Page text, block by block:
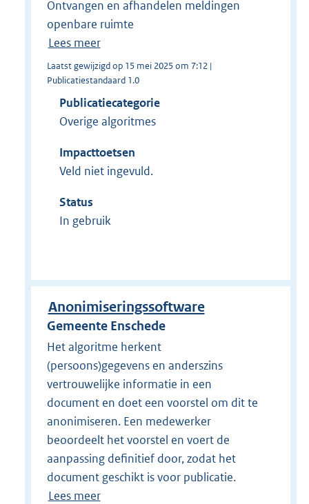
Ontvangen en afhandelen meldingen
openbare ruimte
Lees meer
Laatst gewijzigd op 15 mei 2025 om 7:12 |
Publicatiestandaard 1.0
Publicatiecategorie
Overige algoritmes
Impacttoetsen
Veld niet ingevuld.
Status
In gebruik
Anonimiseringssoftware
Gemeente Enschede
Het algoritme herkent
(persoons)gegevens en anderszins
vertrouwelijke informatie in een
document en doet een voorstel om dit te
anonimiseren. Een medewerker
beoordeelt het voorstel en voert de
aanpassing definitief door, zodat het
document geschikt is voor publicatie.
Lees meer